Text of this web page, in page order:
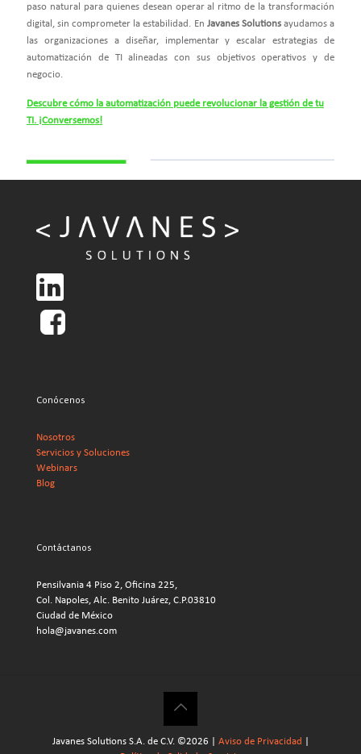
paso natural para quienes desean operar al ritmo de la transformación
digital, sin comprometer la estabilidad. En Javanes Solutionsayudamos a
las organizaciones a diseñar, implementar y escalar estrategias de
automatización de TI alineadas con sus objetivos operativos y de
negocio.
Descubre cómo la automatización puede revolucionar la gestión de tu
TI. ¡Conversemos!
Conócenos
Nosotros
Servicios y Soluciones
Webinars
Blog
Contáctanos
Pensilvania 4 Piso 2, Oficina 225,
Col. Napoles, Alc. Benito Juárez, C.P.03810
Ciudad de México
hola@javanes.com
Javanes Solutions S.A. de C.V. ©2026 | Aviso de Privacidad